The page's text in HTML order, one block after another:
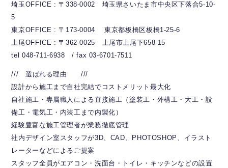
埼玉OFFICE : 〒338-0002 埼玉県さいたま市中央区下落合5-10-
5
東京OFFICE : 〒173-0004 東京都板橋区板橋1-25-6
上尾OFFICE : 〒362-0025 上尾市上尾下658-15
tel 048-711-6938 / fax 03-6701-7511
/// 選ばれる理由 ///
設計から施工まで自社完結でコストメリット最大化
自社施工・専属職人による直接施工（塗装工・外構工・大工・設
備工・電気工・内装工まで内製化）
経験豊富な施工管理者が業務徹底管理
社内デザイン室スタッフが3D、CAD、PHOTOSHOP、イラスト
レーターなどによるご提案
スタッフ全員がエアコン・洗面台・トイレ・キッチンなどの設置